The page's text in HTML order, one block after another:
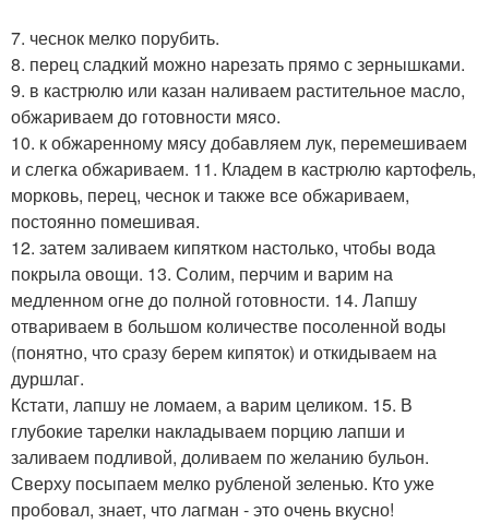
7. чеснок мелко порубить.
8. перец сладкий можно нарезать прямо с зернышками.
9. в кастрюлю или казан наливаем растительное масло,
обжариваем до готовности мясо.
10. к обжаренному мясу добавляем лук, перемешиваем
и слегка обжариваем. 11. Кладем в кастрюлю картофель,
морковь, перец, чеснок и также все обжариваем,
постоянно помешивая.
12. затем заливаем кипятком настолько, чтобы вода
покрыла овощи. 13. Солим, перчим и варим на
медленном огне до полной готовности. 14. Лапшу
отвариваем в большом количестве посоленной воды
(понятно, что сразу берем кипяток) и откидываем на
дуршлаг.
Кстати, лапшу не ломаем, а варим целиком. 15. В
глубокие тарелки накладываем порцию лапши и
заливаем подливой, доливаем по желанию бульон.
Сверху посыпаем мелко рубленой зеленью. Кто уже
пробовал, знает, что лагман - это очень вкусно!